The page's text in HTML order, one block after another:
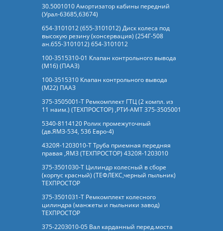
30.5001010 Амортизатор кабины передний
(Урал-63685,63674)
654-3101012 (655-3101012) Диск колеса под
высокую резину (консервация) (254Г-508
ан.655-3101012) 654-3101012
100-3515310-01 Клапан контрольного вывода
(М16) (ПААЗ)
100-3515310 Клапан контрольного вывода
(М22) ПААЗ
375-3505001-Т Ремкомплект ГТЦ (2 компл. из
11 наим.) (ТЕХПРОСТОР) ,РТИ-АМТ 375-3505001
5340-8114120 Ролик промежуточный
(дв.ЯМЗ-534, 536 Евро-4)
4320Я-1203010-Т Труба приемная передняя
правая ,ЯМЗ (ТЕХПРОСТОР) 4320Я-1203010
375-3501030-Т Цилиндр колесный в сборе
(корпус красный) (ТЕФЛЕКС,черный пыльник)
ТЕХПРОСТОР
375-3501031-Т Ремкомплект колесного
цилиндра (манжеты и пыльники завод)
ТЕХПРОСТОР
375-2203010-05 Вал карданный перед.моста